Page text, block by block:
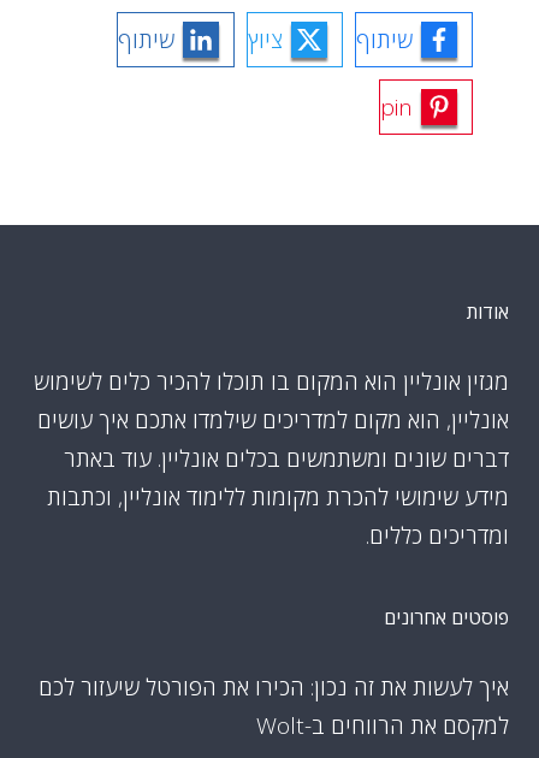
שיתוף ציוץ שיתוף
pin
אודות
מגזין אונליין הוא המקום בו תוכלו להכיר כלים לשימוש
אונליין, הוא מקום למדריכים שילמדו אתכם איך עושים
דברים שונים ומשתמשים בכלים אונליין. עוד באתר
מידע שימושי להכרת מקומות ללימוד אונליין, וכתבות
ומדריכים כללים.
פוסטים אחרונים
איך לעשות את זה נכון: הכירו את הפורטל שיעזור לכם
למקסם את הרווחים ב-Wolt